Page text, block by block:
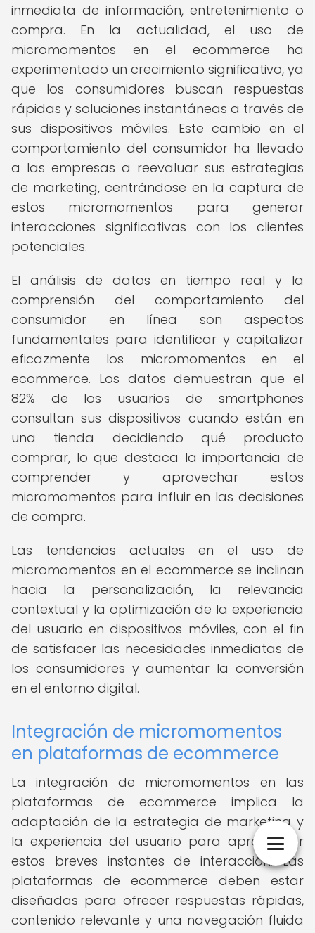
inmediata de información, entretenimiento o
compra. En la actualidad, el uso de
micromomentos en el ecommerce ha
experimentado un crecimiento significativo, ya
que los consumidores buscan respuestas
rápidas y soluciones instantáneas a través de
sus dispositivos móviles. Este cambio en el
comportamiento del consumidor ha llevado
a las empresas a reevaluar sus estrategias
de marketing, centrándose en la captura de
estos micromomentos para generar
interacciones significativas con los clientes
potenciales.
El análisis de datos en tiempo real y la
comprensión del comportamiento del
consumidor en línea son aspectos
fundamentales para identificar y capitalizar
eficazmente los micromomentos en el
ecommerce. Los datos demuestran que el
82% de los usuarios de smartphones
consultan sus dispositivos cuando están en
una tienda decidiendo qué producto
comprar, lo que destaca la importancia de
comprender y aprovechar estos
micromomentos para influir en las decisiones
de compra.
Las tendencias actuales en el uso de
micromomentos en el ecommerce se inclinan
hacia la personalización, la relevancia
contextual y la optimización de la experiencia
del usuario en dispositivos móviles, con el fin
de satisfacer las necesidades inmediatas de
los consumidores y aumentar la conversión
en el entorno digital.
Integración de micromomentos
en plataformas de ecommerce
La integración de micromomentos en las
plataformas de ecommerce implica la
adaptación de la estrategia de marketing y
la experiencia del usuario para aprovechar
estos breves instantes de interacción. Las
plataformas de ecommerce deben estar
diseñadas para ofrecer respuestas rápidas,
contenido relevante y una navegación fluida